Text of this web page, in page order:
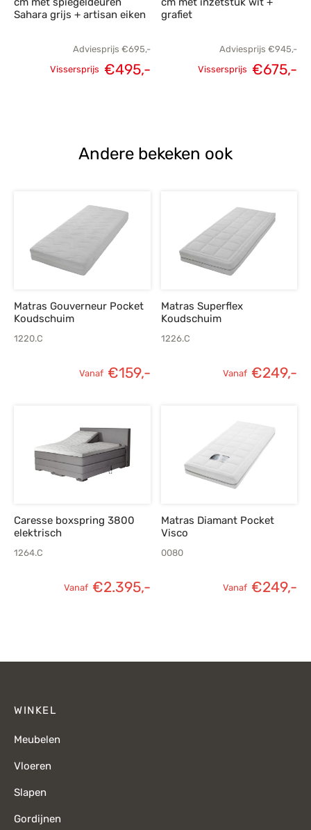
Sahara grijs + artisan eiken
Adviesprijs €695,-
Vissersprijs €495,-
grafiet
Adviesprijs €945,-
Vissersprijs €675,-
Andere bekeken ook
Matras Gouverneur Pocket
Koudschuim
1220.C
Vanaf €159,-
Matras Superflex
Koudschuim
1226.C
Vanaf €249,-
Caresse boxspring 3800
elektrisch
1264.C
Vanaf €2.395,-
Matras Diamant Pocket
Visco
0080
Vanaf €249,-
WINKEL
Meubelen
Vloeren
Slapen
Gordijnen